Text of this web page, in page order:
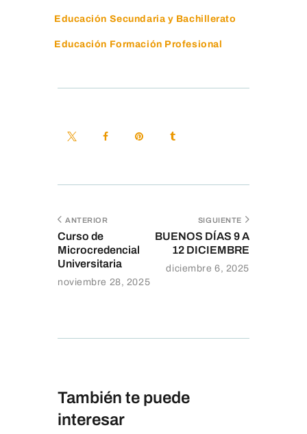
Educación Secundaria y Bachillerato
Educación Formación Profesional
ANTERIOR
Curso de
Microcredencial
Universitaria
noviembre 28, 2025
SIGUIENTE
BUENOS DÍAS 9 A
12 DICIEMBRE
diciembre 6, 2025
También te puede
interesar